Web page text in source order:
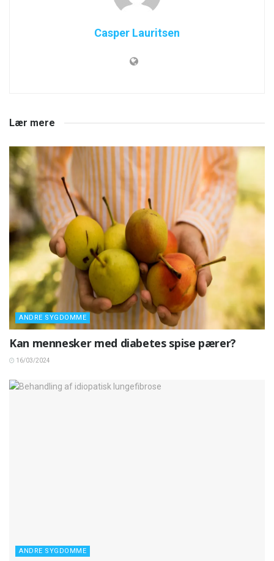
Casper Lauritsen
Lær mere
ANDRE SYGDOMME
Kan mennesker med diabetes spise pærer?
16/03/2024
ANDRE SYGDOMME